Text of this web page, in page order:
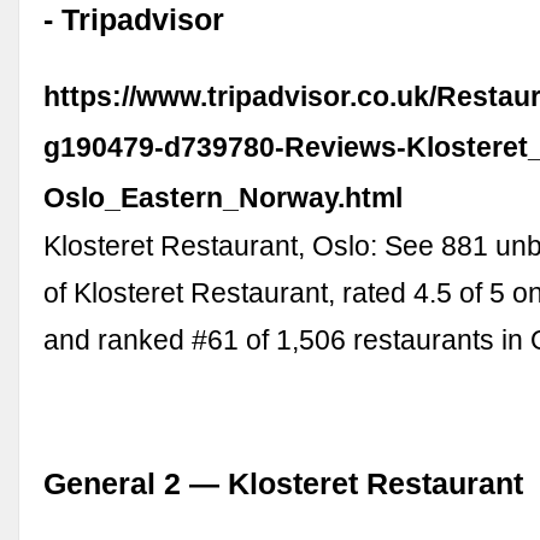
- Tripadvisor
https://www.tripadvisor.co.uk/
g190479-d739780-Reviews-
Oslo_Eastern_Norway.html
Klosteret Restaurant, Oslo: See 881
of Klosteret Restaurant, rated 4.5 of 5
and ranked #61 of 1,506 restaurants in
General 2 — Klosteret Restaurant